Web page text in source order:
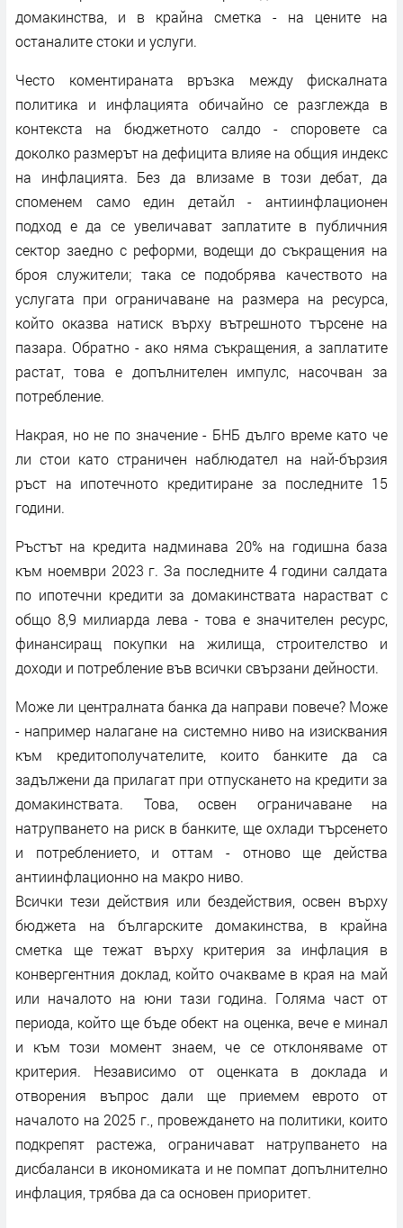
домакинства, и в крайна сметка - на цените на
останалите стоки и услуги.
Често коментираната връзка между фискалната
политика и инфлацията обичайно се разглежда в
контекста на бюджетното салдо - споровете са
доколко размерът на дефицита влияе на общия индекс
на инфлацията. Без да влизаме в този дебат, да
споменем само един детайл - антиинфлационен
подход е да се увеличават заплатите в публичния
сектор заедно с реформи, водещи до съкращения на
броя служители; така се подобрява качеството на
услугата при ограничаване на размера на ресурса,
който оказва натиск върху вътрешното търсене на
пазара. Обратно - ако няма съкращения, а заплатите
растат, това е допълнителен импулс, насочван за
потребление.
Накрая, но не по значение - БНБ дълго време като че
ли стои като страничен наблюдател на най-бързия
ръст на ипотечното кредитиране за последните 15
години.
Ръстът на кредита надминава 20% на годишна база
към ноември 2023 г. За последните 4 години салдата
по ипотечни кредити за домакинствата нарастват с
общо 8,9 милиарда лева - това е значителен ресурс,
финансиращ покупки на жилища, строителство и
доходи и потребление във всички свързани дейности.
Може ли централната банка да направи повече? Може
- например налагане на системно ниво на изисквания
към кредитополучателите, които банките да са
задължени да прилагат при отпускането на кредити за
домакинствата. Това, освен ограничаване на
натрупването на риск в банките, ще охлади търсенето
и потреблението, и оттам - отново ще действа
антиинфлационно на макро ниво.
Всички тези действия или бездействия, освен върху
бюджета на българските домакинства, в крайна
сметка ще тежат върху критерия за инфлация в
конвергентния доклад, който очакваме в края на май
или началото на юни тази година. Голяма част от
периода, който ще бъде обект на оценка, вече е минал
и към този момент знаем, че се отклоняваме от
критерия. Независимо от оценката в доклада и
отворения въпрос дали ще приемем еврото от
началото на 2025 г., провеждането на политики, които
подкрепят растежа, ограничават натрупването на
дисбаланси в икономиката и не помпат допълнително
инфлация, трябва да са основен приоритет.